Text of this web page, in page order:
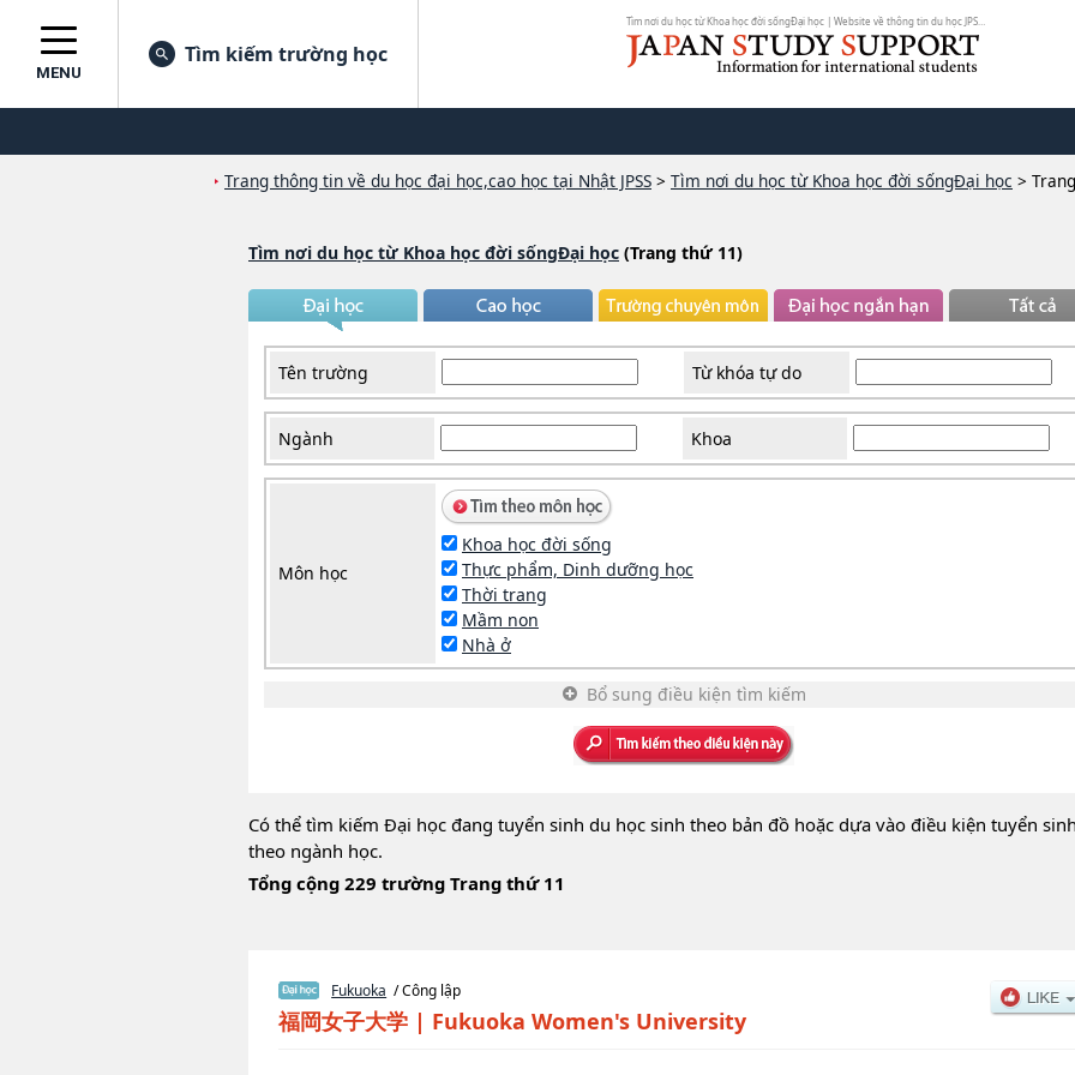
MENU
Tìm kiếm trường học
Trang thông tin về du học đại học,cao học tại Nhật JPSS > Tìm nơi du học từ Khoa học đời sốngĐại học >
Tìm nơi du học từ Khoa học đời sốngĐại học (Trang thứ 11)
Tên trường Từ khóa tự do
Ngành Khoa
Môn học
Khoa học đời sống
Thực phẩm, Dinh dưỡng học
Thời trang
Mầm non
Nhà ở
Bổ sung điều kiện tìm kiếm
Có thể tìm kiếm Đại học đang tuyển sinh du học sinh theo bản đồ hoặc dựa vào điều kiện tuyển
theo ngành học.
Tổng cộng 229 trường Trang thứ 11
Fukuoka / Công lập
福岡女子大学 | Fukuoka Women's University